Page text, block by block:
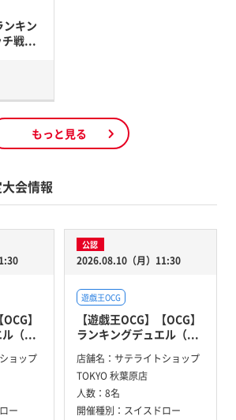
ンキン
チ戦...
もっと見る
会情報
】
ル（...
ョップ
ー
公認
2026.08.10（月）11:30
遊戯王OCG
【遊戯王OCG】【OCG】
ランキングデュエル（...
店舗名： サテライトショップ
TOKYO 秋葉原店
人数： 8名
開催種別： スイスドロー